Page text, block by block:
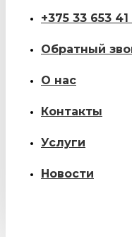
+375 33 653
Обратный
О нас
Контакты
Услуги
Новости